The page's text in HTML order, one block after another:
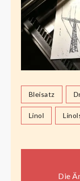
Bleisatz
Linol
Die